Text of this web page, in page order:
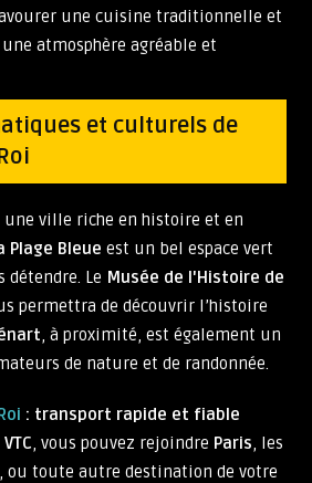
une cuisine traditionnelle et
atmosphère agréable et
et culturels de
ville riche en histoire et en
Plage Bleue est un bel espace vert
détendre. Le Musée de l'Histoire de
permettra de découvrir l’histoire
, à proximité, est également un
de nature et de randonnée.
: transport rapide et fiable
VTC, vous pouvez rejoindre Paris, les
, ou toute autre destination de votre